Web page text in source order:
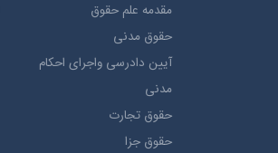
مقدمه علم حقوق
حقوق مدني
آيين دادرسي ​واجراي ​احکام ​
مدني
حقوق تجارت
حقوق جزا